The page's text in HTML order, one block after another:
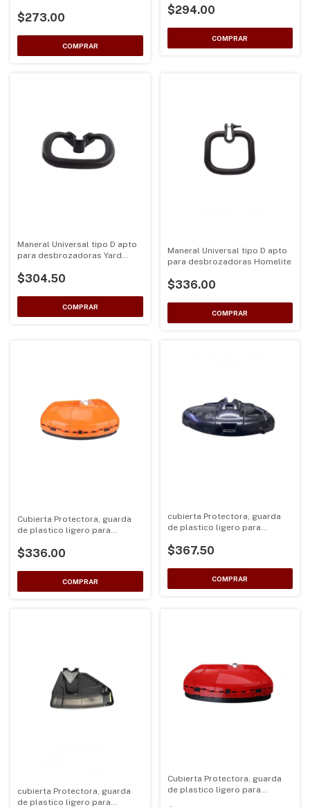
$273.00
$294.00
Maneral Universal tipo D apto
para desbrozadoras Yard
$304.50
Maneral Universal tipo D apto
para desbrozadoras Homelite
$336.00
Cubierta Protectora, guarda
de plastico ligero para
28mm color Naranja
$336.00
cubierta Protectora, guarda
de plastico ligero para
28mm color Negra
$367.50
cubierta Protectora, guarda
de plastico ligero para
Cubierta Protectora, guarda
de plastico ligero para